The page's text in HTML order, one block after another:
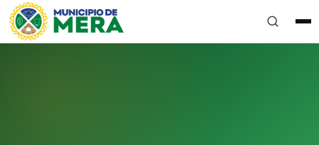
Gobierno Autónomo Descentralizado Municipal del